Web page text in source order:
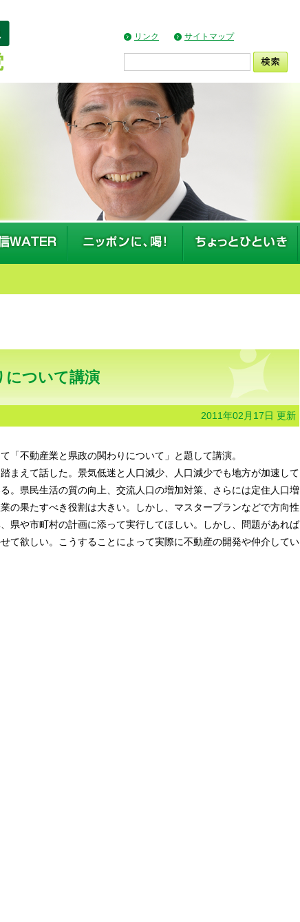
リンク サイトマップ
について講演
2011年02月17日 更新
「不動産業と県政の関わりについて」と題して講演。
まえて話した。景気低迷と人口減少、人口減少でも地方が加速して
。県民生活の質の向上、交流人口の増加対策、さらには定住人口増
の果たすべき役割は大きい。しかし、マスタープランなどで方向性
県や市町村の計画に添って実行してほしい。しかし、問題があれば
て欲しい。こうすることによって実際に不動産の開発や仲介してい